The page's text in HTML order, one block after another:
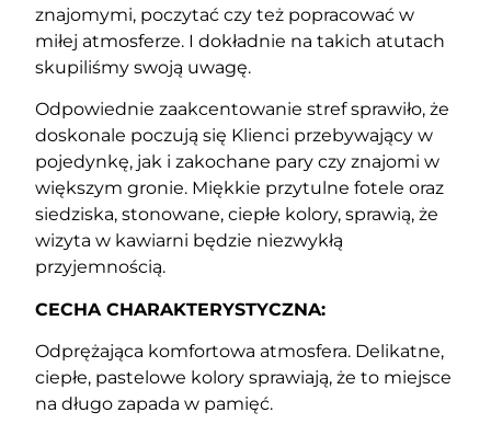
znajomymi, poczytać czy też popracować w
miłej atmosferze. I dokładnie na takich atutach
skupiliśmy swoją uwagę.
Odpowiednie zaakcentowanie stref sprawiło, że
doskonale poczują się Klienci przebywający w
pojedynkę, jak i zakochane pary czy znajomi w
większym gronie. Miękkie przytulne fotele oraz
siedziska, stonowane, ciepłe kolory, sprawią, że
wizyta w kawiarni będzie niezwykłą
przyjemnością.
CECHA CHARAKTERYSTYCZNA:
Odprężająca komfortowa atmosfera. Delikatne,
ciepłe, pastelowe kolory sprawiają, że to miejsce
na długo zapada w pamięć.